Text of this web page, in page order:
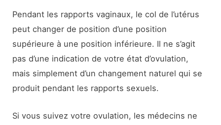
Pendant les rapports vaginaux, le col de l’utérus
peut changer de position d’une position
supérieure à une position inférieure. Il ne s’agit
pas d’une indication de votre état d’ovulation,
mais simplement d’un changement naturel qui se
produit pendant les rapports sexuels.
Si vous suivez votre ovulation, les médecins ne